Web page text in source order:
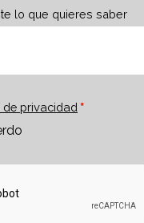
lo que quieres saber
privacidad